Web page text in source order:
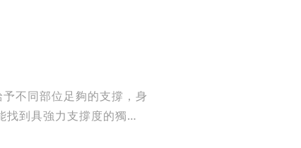
不同部位足夠的支撐，身